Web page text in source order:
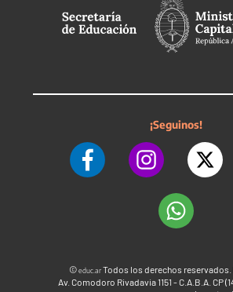
¡Seguinos!
©educ.arTodos los derechos reservados.
Av. Comodoro Rivadavia 1151 - C.A.B.A. CP